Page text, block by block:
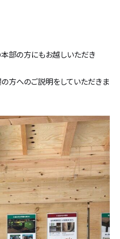
部の方にもお越しいただき
方へのご説明をしていただきま